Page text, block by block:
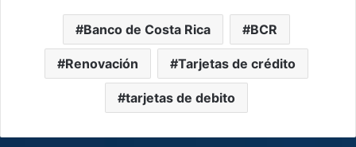
Banco de Costa Rica BCR
Renovación Tarjetas de crédito
tarjetas de debito